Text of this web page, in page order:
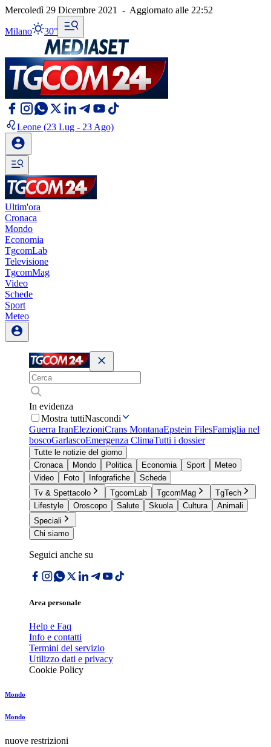
Mercoledì 29 Dicembre 2021 - Aggiornato alle 22:52
Milano 30°
Leone (23 Lug - 23 Ago)
Ultim'ora
Cronaca
Mondo
Economia
TgcomLab
Televisione
TgcomMag
Video
Schede
Sport
Meteo
In evidenza
Mostra tuttiNascondi
Guerra IranElezioniCrans MontanaEpstein FilesFamiglia nel
boscoGarlascoEmergenza ClimaTutti i dossier
Tutte le notizie del giorno
Cronaca
Mondo Politica Economia Sport
Meteo
Video
Foto Infografiche
Schede
Tv & Spettacolo
TgcomLab TgcomMag
TgTech
Lifestyle
Oroscopo Salute Skuola Cultura
Animali
Speciali
Chi siamo
Seguici anche su
Area personale
Help e Faq
Info e contatti
Termini del servizio
Utilizzo dati e privacy
Cookie Policy
Mondo
Mondo
nuove restrizioni